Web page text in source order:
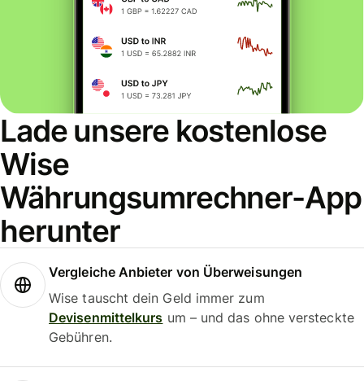
Lade unsere kostenlose
Wise
Währungsumrechner-App
herunter
Vergleiche Anbieter von Überweisungen
Wise tauscht dein Geld immer zum
Devisenmittelkurs um – und das ohne versteckte
Gebühren.